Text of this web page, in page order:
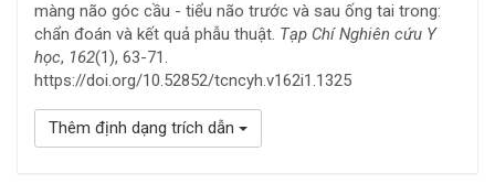
màng não góc cầu - tiểu não trước và sau ống tai trong:
chẩn đoán và kết quả phẫu thuật. Tạp Chí Nghiên cứu Y
học, 162(1), 63-71.
https://doi.org/10.52852/tcncyh.v162i1.1325
Thêm định dạng trích dẫn